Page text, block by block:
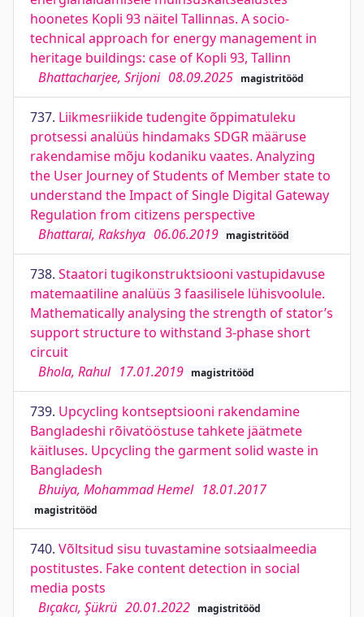
hoonetes Kopli 93 näitel Tallinnas. A socio-
technical approach for energy management in
heritage buildings: case of Kopli 93, Tallinn
Bhattacharjee, Srijoni 08.09.2025 magistritööd
737. Liikmesriikide tudengite õppimatuleku
protsessi analüüs hindamaks SDGR määruse
rakendamise mõju kodaniku vaates. Analyzing
the User Journey of Students of Member state to
understand the Impact of Single Digital Gateway
Regulation from citizens perspective
Bhattarai, Rakshya 06.06.2019 magistritööd
738. Staatori tugikonstruktsiooni vastupidavuse
matemaatiline analüüs 3 faasilisele lühisvoolule.
Mathematically analysing the strength of stator’s
support structure to withstand 3-phase short
circuit
Bhola, Rahul 17.01.2019 magistritööd
739. Upcycling kontseptsiooni rakendamine
Bangladeshi rõivatööstuse tahkete jäätmete
käitluses. Upcycling the garment solid waste in
Bangladesh
Bhuiya, Mohammad Hemel 18.01.2017
magistritööd
740. Võltsitud sisu tuvastamine sotsiaalmeedia
postitustes. Fake content detection in social
media posts
Bıçakcı, Şükrü 20.01.2022 magistritööd